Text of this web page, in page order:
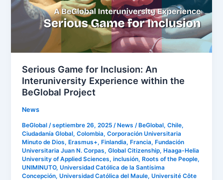
Serious Game for Inclusion: An
Interuniversity Experience within the
BeGlobal Project
News
BeGlobal /septiembre 26, 2025 /News /BeGlobal,Chile,
Ciudadanía Global,Colombia,Corporación Universitaria
Minuto de Dios,Erasmus+,Finlandia,Francia,Fundación
Universitaria Juan N. Corpas,Global Citizenship,Haaga-Helia
University of Applied Sciences,inclusión,Roots of the People,
UNIMINUTO,Universidad Católica de la Santísima
Concepción,Universidad Católica del Maule,Université Côte
Interuniversity
Experience
within
BeGlobal
Project